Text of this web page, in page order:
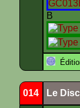
B
014 Le